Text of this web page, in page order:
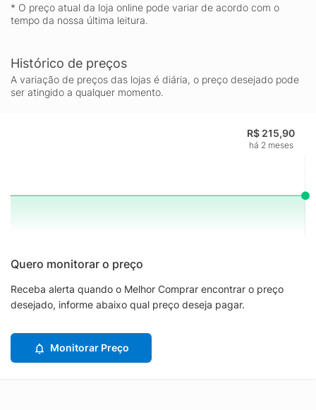
* O preço atual da loja online pode variar de acordo com o
tempo da nossa última leitura.
Histórico de preços
A variação de preços das lojas é diária, o preço desejado pode
ser atingido a qualquer momento.
R$ 215,90
há 2 meses
Quero monitorar o preço
Receba alerta quando o Melhor Comprar encontrar o preço
desejado, informe abaixo qual preço deseja pagar.
Monitorar Preço